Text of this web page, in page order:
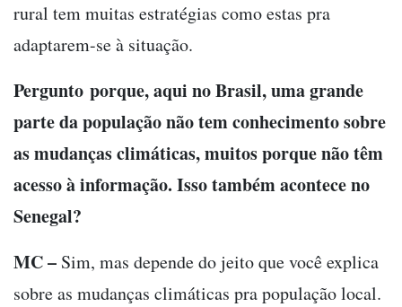
rural tem muitas estratégias como estas pra
adaptarem-se à situação.
Pergunto porque, aqui no Brasil, uma grande
parte da população não tem conhecimento sobre
as mudanças climáticas, muitos porque não têm
acesso à informação. Isso também acontece no
Senegal?
MC – Sim, mas depende do jeito que você explica
sobre as mudanças climáticas pra população local.